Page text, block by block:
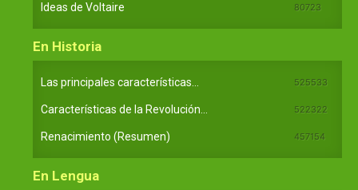
Ideas de Voltaire 80723
En Historia
Las principales características... 525533
Características de la Revolución... 522322
Renacimiento (Resumen) 457154
En Lengua